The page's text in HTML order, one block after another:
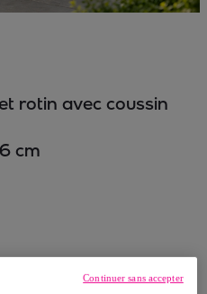
rotin avec coussin
cm
Continuer sans accepter